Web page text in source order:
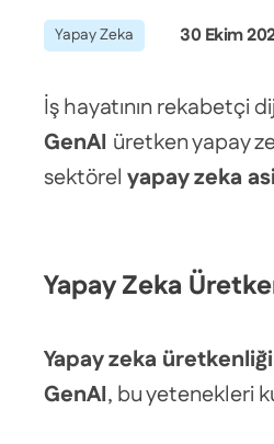
Yapay Zeka 30 Ekim
İş hayatının rekabetçi
GenAI üretken yapay
sektörelyapay zeka
Yapay Zeka
Yapay zeka üretkenliği
GenAI, bu yetenekleri